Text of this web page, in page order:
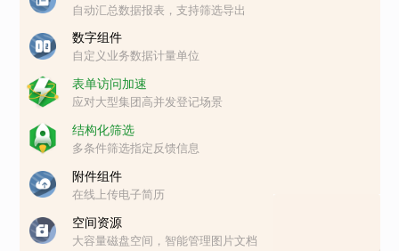
自动汇总数据报表，支持筛选导出
数字组件
自定义业务数据计量单位
表单访问加速
应对大型集团高并发登记场景
结构化筛选
多条件筛选指定反馈信息
附件组件
在线上传电子简历
空间资源
大容量磁盘空间，智能管理图片文档